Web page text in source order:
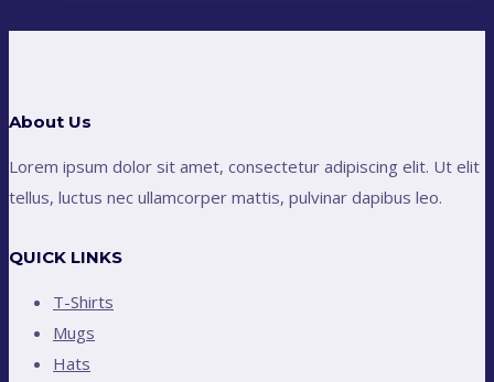
About Us
Lorem ipsum dolor sit amet, consectetur adipiscing elit. Ut elit
tellus, luctus nec ullamcorper mattis, pulvinar dapibus leo.
QUICK LINKS
T-Shirts
Mugs
Hats